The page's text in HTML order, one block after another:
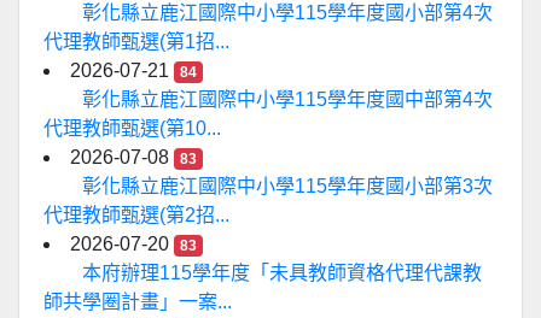
彰化縣立鹿江國際中小學115學年度國小部第4次
代理教師甄選(第1招...
2026-07-21
84
彰化縣立鹿江國際中小學115學年度國中部第4次
代理教師甄選(第10...
2026-07-08
83
彰化縣立鹿江國際中小學115學年度國小部第3次
代理教師甄選(第2招...
2026-07-20
83
本府辦理115學年度「未具教師資格代理代課教
師共學圈計畫」一案...